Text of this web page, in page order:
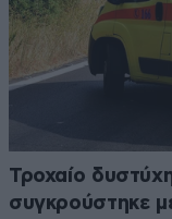
Τροχαίο
συγκρούστηκε